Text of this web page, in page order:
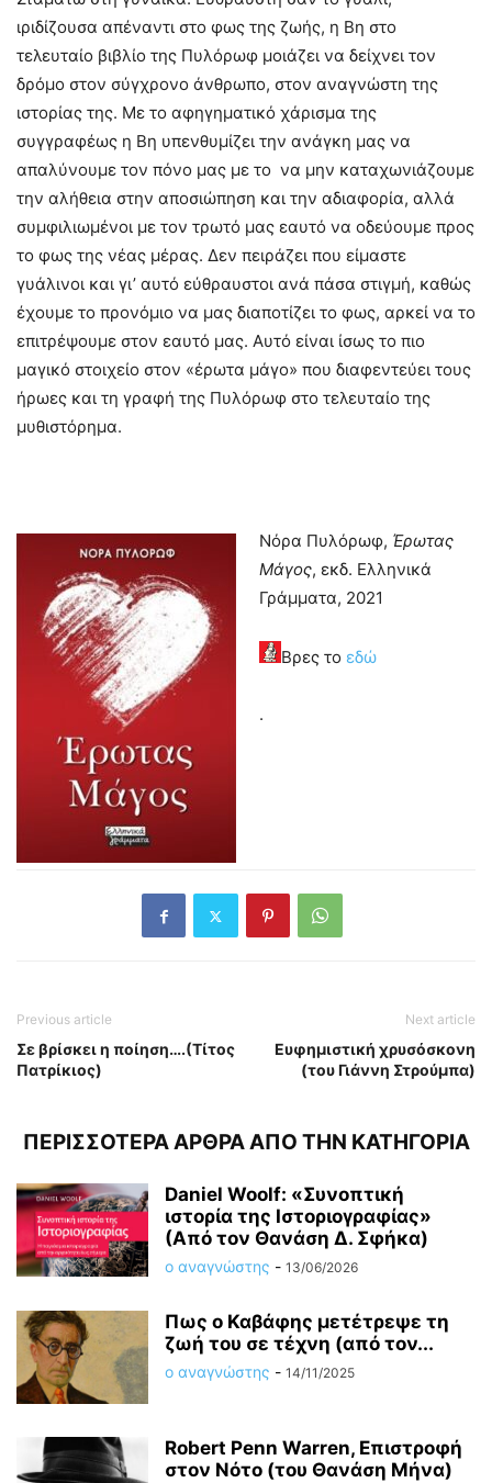
ιριδίζουσα απέναντι στο φως της ζωής, η Βη στο
τελευταίο βιβλίο της Πυλόρωφ μοιάζει να δείχνει τον
δρόμο στον σύγχρονο άνθρωπο, στον αναγνώστη της
ιστορίας της. Με το αφηγηματικό χάρισμα της
συγγραφέως η Βη υπενθυμίζει την ανάγκη μας να
απαλύνουμε τον πόνο μας με το να μην καταχωνιάζουμε
την αλήθεια στην αποσιώπηση και την αδιαφορία, αλλά
συμφιλιωμένοι με τον τρωτό μας εαυτό να οδεύουμε προς
το φως της νέας μέρας. Δεν πειράζει που είμαστε
γυάλινοι και γι’ αυτό εύθραυστοι ανά πάσα στιγμή, καθώς
έχουμε το προνόμιο να μας διαποτίζει το φως, αρκεί να το
επιτρέψουμε στον εαυτό μας. Αυτό είναι ίσως το πιο
μαγικό στοιχείο στον «έρωτα μάγο» που διαφεντεύει τους
ήρωες και τη γραφή της Πυλόρωφ στο τελευταίο της
μυθιστόρημα.
Νόρα Πυλόρωφ, Έρωτας
Μάγος, εκδ. Ελληνικά
Γράμματα, 2021
Βρες το εδώ
.
Previous article
Σε βρίσκει η ποίηση….(Τίτος
Πατρίκιος)
Next article
Ευφημιστική χρυσόσκονη
(του Γιάννη Στρούμπα)
ΠΕΡΙΣΣΟΤΕΡΑ ΑΡΘΡΑ ΑΠΟ ΤΗΝ ΚΑΤΗΓΟΡΙΑ
Daniel Woolf: «Συνοπτική
ιστορία της Ιστοριογραφίας»
(Από τον Θανάση Δ. Σφήκα)
ο αναγνώστης - 13/06/2026
Πως ο Καβάφης μετέτρεψε τη
ζωή του σε τέχνη (από τον...
ο αναγνώστης - 14/11/2025
Robert Penn Warren, Επιστροφή
στον Νότο (του Θανάση Μήνα)